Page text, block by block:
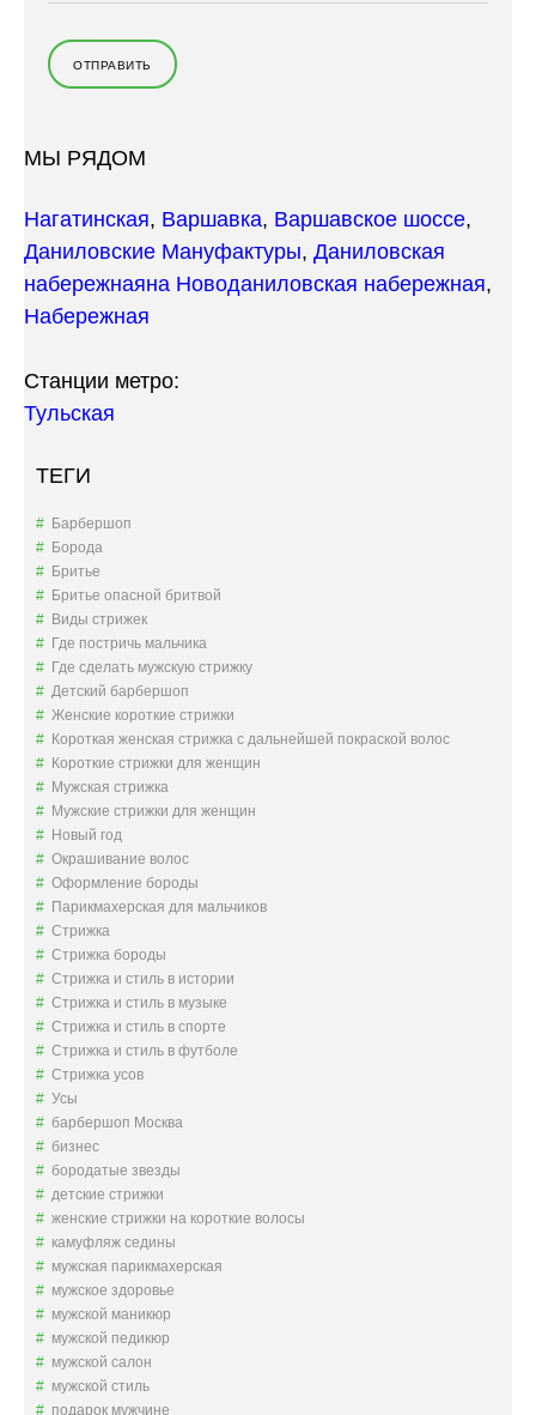
МЫ РЯДОМ
Нагатинская, Варшавка, Варшавское шоссе,
Даниловские Мануфактуры, Даниловская
набережнаяна Новоданиловская набережная,
Набережная
Станции метро:
Тульская
ТЕГИ
Барбершоп
Борода
Бритье
Бритье опасной бритвой
Виды стрижек
Где постричь мальчика
Где сделать мужскую стрижку
Детский барбершоп
Женские короткие стрижки
Короткая женская стрижка с дальнейшей покраской волос
Короткие стрижки для женщин
Мужская стрижка
Мужские стрижки для женщин
Новый год
Окрашивание волос
Оформление бороды
Парикмахерская для мальчиков
Стрижка
Стрижка бороды
Стрижка и стиль в истории
Стрижка и стиль в музыке
Стрижка и стиль в спорте
Стрижка и стиль в футболе
Стрижка усов
Усы
барбершоп Москва
бизнес
бородатые звезды
детские стрижки
женские стрижки на короткие волосы
камуфляж седины
мужская парикмахерская
мужское здоровье
мужской маникюр
мужской педикюр
мужской салон
мужской стиль
подарок мужчине